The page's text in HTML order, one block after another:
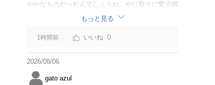
やかなものだったんでしょうね。やり取りに緊迫感
がなかったのならば今回の判断は正しいと思いま
もっと見る
1時間前 0
2026/08/06
gato azul